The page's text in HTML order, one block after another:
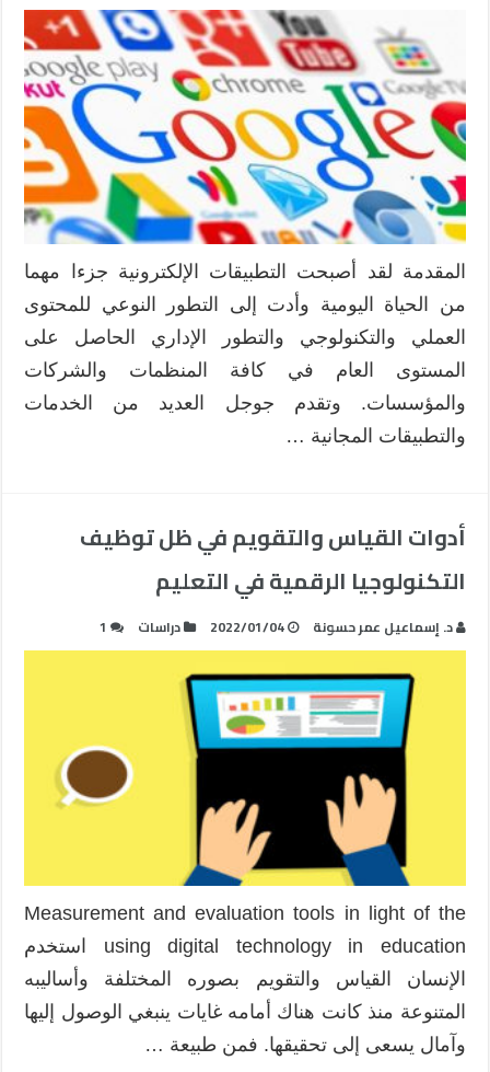
المقدمة لقد أصبحت التطبيقات الإلكترونية جزءا مهما
من الحياة اليومية وأدت إلى التطور النوعي للمحتوى
العملي والتكنولوجي والتطور الإداري الحاصل على
المستوى العام في كافة المنظمات والشركات
والمؤسسات. وتقدم جوجل العديد من الخدمات
والتطبيقات المجانية …
أدوات القياس والتقويم في ظل توظيف
التكنولوجيا الرقمية في التعليم
د. إسماعيل عمر حسونة 2022/01/04 دراسات 1
Measurement and evaluation tools in light of the
using digital technology in education استخدم
الإنسان القياس والتقويم بصوره المختلفة وأساليبه
المتنوعة منذ كانت هناك أمامه غايات ينبغي الوصول إليها
وآمال يسعى إلى تحقيقها. فمن طبيعة …